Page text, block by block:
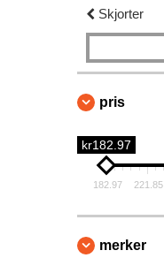
Skjorter
pris
kr182.97
182.97 221.85
merker